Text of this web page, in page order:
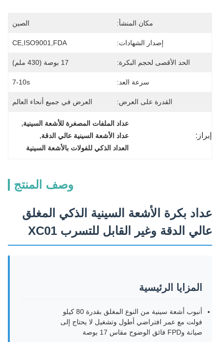
مكان المنشأ: الصين
إصدار الشهادات: CE,ISO9001,FDA
الحد الأقصى لحجم البكرة: 17 بوصة (430 ملم)
سرعة العد: 7-10s
القدرة على العرض: العرض في جميع أنحاء العالم
إبراز:
عداد الملفات المصغرة للأشعة السينية,
عداد الأشعة السينية عالي الدقة,
العداد الذكي للفولات بالأشعة السينية
وصف المنتج
عداد بكرة الأشعة السينية الذكي المغلق
عالي الدقة وغير القابل للتسرب XC01
المزايا الرئيسية
أنبوب أشعة سينية من النوع المغلق بقدرة 80 كيلو
فولت مع عمر افتراضي أطول وتشغيل لا يحتاج إلى
صيانة وFPD فائق الوضوح مقاس 17 بوصة